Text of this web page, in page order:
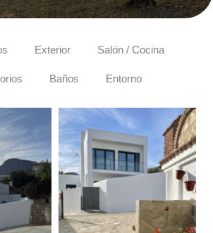
Exterior Salón / Cocina
Baños Entorno